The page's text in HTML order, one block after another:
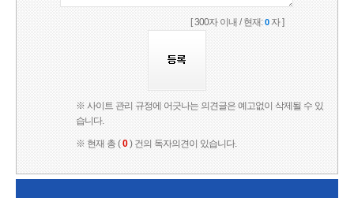
[ 300자 이내 / 현재:0자 ]
※ 사이트 관리 규정에 어긋나는 의견글은 예고없이 삭제될 수 있
습니다.
※ 현재 총 (0) 건의 독자의견이 있습니다.